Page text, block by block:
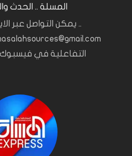
المسلة .. الحدث
.. يمكن التواصل عبر
التفاعلية في